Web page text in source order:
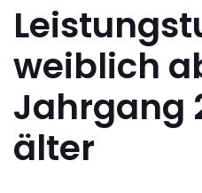
weiblich
Jahrgang
älter